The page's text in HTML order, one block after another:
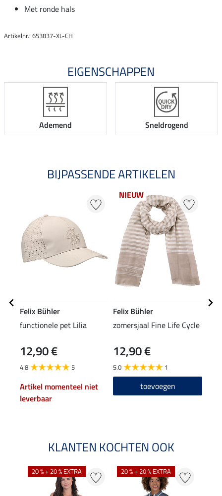
Met ronde hals
Artikelnr.: 653837-XL-CH
EIGENSCHAPPEN
Ademend Sneldrogend
BIJPASSENDE ARTIKELEN
Felix Bühler
functionele pet Lilia
12,90 €
4.8 5
Artikel momenteel niet
leverbaar
NIEUW
Felix Bühler
zomersjaal Fine Life Cycle
12,90 €
5.0 1
toevoegen
KLANTEN KOCHTEN OOK
20 % + 20 % EXTRA 20 % + 20 % EXTRA